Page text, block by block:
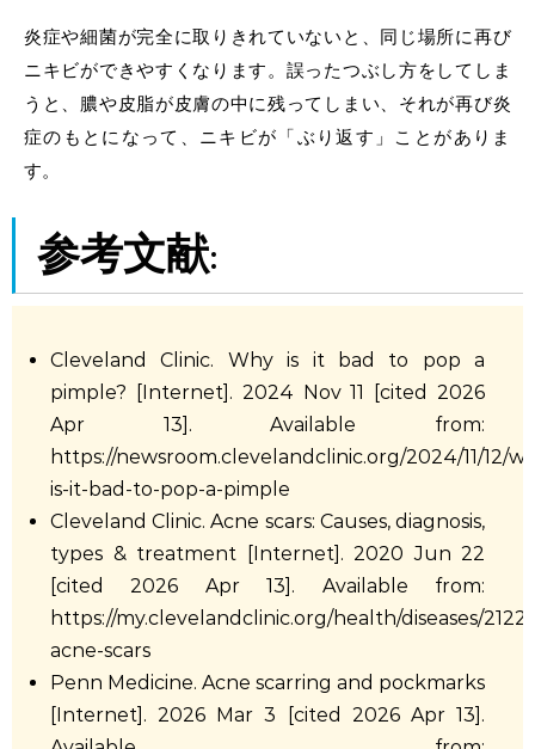
炎症や細菌が完全に取りきれていないと、同じ場所に再び
ニキビができやすくなります。誤ったつぶし方をしてしま
うと、膿や皮脂が皮膚の中に残ってしまい、それが再び炎
症のもとになって、ニキビが「ぶり返す」ことがありま
す。
参考文献:
Cleveland Clinic. Why is it bad to pop a
pimple? [Internet]. 2024 Nov 11 [cited 2026
Apr 13]. Available from:
https://newsroom.clevelandclinic.org/2024/11/12/
is-it-bad-to-pop-a-pimple
Cleveland Clinic. Acne scars: Causes, diagnosis,
types & treatment [Internet]. 2020 Jun 22
[cited 2026 Apr 13]. Available from:
https://my.clevelandclinic.org/health/diseases/
acne-scars
Penn Medicine. Acne scarring and pockmarks
[Internet]. 2026 Mar 3 [cited 2026 Apr 13].